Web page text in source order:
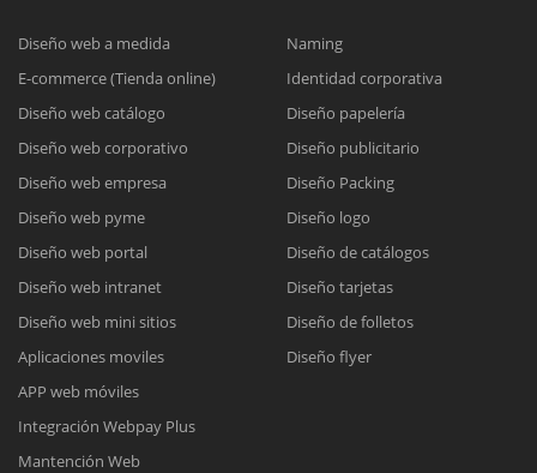
Diseño web a medida
E-commerce (Tienda online)
Diseño web catálogo
Diseño web corporativo
Diseño web empresa
Diseño web pyme
Diseño web portal
Diseño web intranet
Diseño web mini sitios
Aplicaciones moviles
APP web móviles
Integración Webpay Plus
Mantención Web
Naming
Identidad corporativa
Diseño papelería
Diseño publicitario
Diseño Packing
Diseño logo
Diseño de catálogos
Diseño tarjetas
Diseño de folletos
Diseño flyer